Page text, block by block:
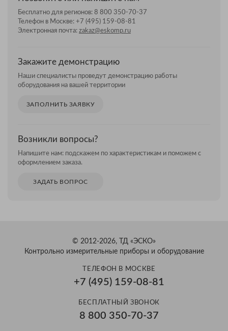
Здравствуйте! Готов помочь
вам. Напишите мне, если у
Бесплатно для регионов: 8 800 350-70-37
Телефон в Москве: +7 (495) 159-08-81
Электронная почта: zakaz@eskomp.ru
Закажите демонстрацию
Наши специалисты проведут демонстрацию работы
оборудования на вашей территории
ЗАПОЛНИТЬ ЗАЯВКУ
Возникли вопросы?
Напишите нам: подскажем по характеристикам и поможем с
оформлением заказа.
ЗАДАТЬ ВОПРОС
© 2012-2026, ТД «ЭСКО»
Контрольно измерительные приборы и оборудование
ТЕЛЕФОН В МОСКВЕ
+7 (495) 159-08-81
БЕСПЛАТНЫЙ ЗВОНОК
8 800 350-70-37